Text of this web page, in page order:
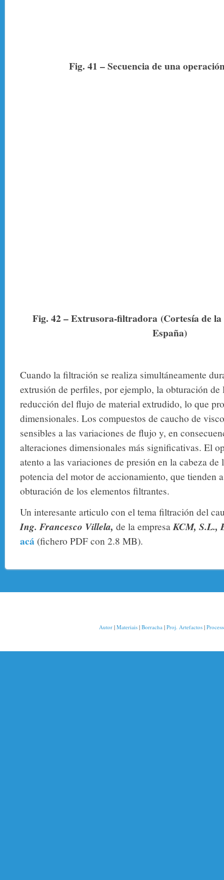
Fig. 41 – Secuencia de una
Fig. 42 – Extrusora-filtradora (Cortesía de
España)
Cuando la filtración se realiza simultáneamente
extrusión de perfiles, por ejemplo, la obturación
reducción del flujo de material extrudido, lo que
dimensionales. Los compuestos de caucho de
sensibles a las variaciones de flujo y, en
alteraciones dimensionales más significativas. El
atento a las variaciones de presión en la cabeza de
potencia del motor de accionamiento, que tienden
obturación de los elementos filtrantes.
Un interesante articulo con el tema filtración del
Ing. Francesco Villela, de la empresaKCM, S.L.,
acá (fichero PDF con 2.8 MB).
Autor |Materiais |Borracha |Proj. Artefactos|